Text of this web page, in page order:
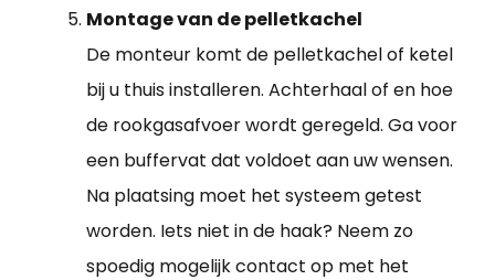
Montage van de pelletkachel
De monteur komt de pelletkachel of ketel
bij u thuis installeren. Achterhaal of en hoe
de rookgasafvoer wordt geregeld. Ga voor
een buffervat dat voldoet aan uw wensen.
Na plaatsing moet het systeem getest
worden. Iets niet in de haak? Neem zo
spoedig mogelijk contact op met het